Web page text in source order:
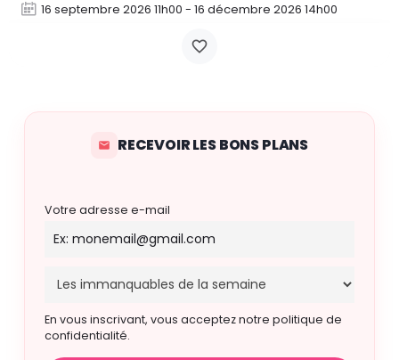
16 septembre 2026 11h00 - 16 décembre 2026 14h00
RECEVOIR LES BONS PLANS
Votre adresse e-mail
En vous inscrivant, vous acceptez notre politique de
confidentialité.